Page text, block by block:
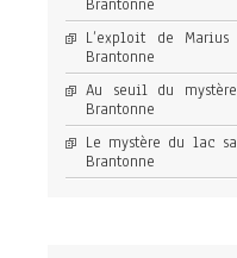
Brantonne
L’exploit de
Brantonne
Au seuil du
Brantonne
Le mystère du lac
Brantonne